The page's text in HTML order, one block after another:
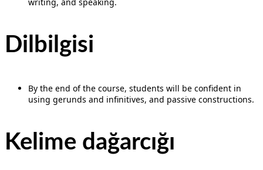
Dilbilgisi
By the end of the course, students will be confident in
using gerunds and infinitives, and passive constructions.
Kelime dağarcığı